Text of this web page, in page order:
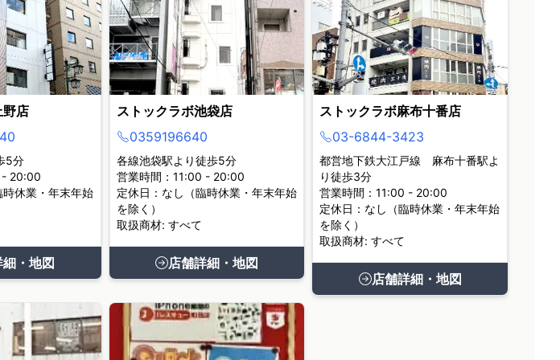
野店
5分
- 20:00
休業・年末年始
・地図
ストックラボ池袋店
0359196640
各線池袋駅より徒歩5分
営業時間：11:00 - 20:00
定休日：なし（臨時休業・年末年始
を除く）
取扱商材: すべて
店舗詳細・地図
ストックラボ麻布十番店
03-6844-3423
都営地下鉄大江戸線 麻布十番駅よ
り徒歩3分
営業時間：11:00 - 20:00
定休日：なし（臨時休業・年末年始
を除く）
取扱商材: すべて
店舗詳細・地図